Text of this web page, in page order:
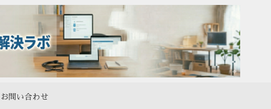
お問い合わせ